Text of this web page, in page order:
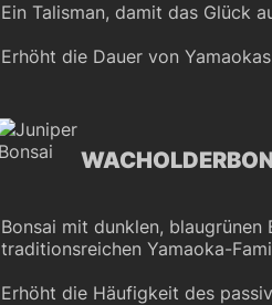
Ein Talisman, damit das Glück
Erhöht die Dauer von
Bonsai mit dunklen,
traditionsreichen Yamaoka-
Erhöht die Häufigkeit des